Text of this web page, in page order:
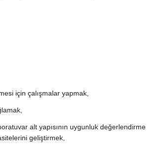
için çalışmalar yapmak,
alt yapısının uygunluk değerlendirme
geliştirmek,